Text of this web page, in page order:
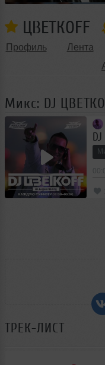
ЦВЕТКОFF
Профиль Лента
Микс: DJ
ТРЕК-ЛИСТ